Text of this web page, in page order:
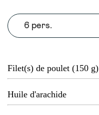
6 pers.
Filet(s) de poulet (150 g)
Huile d'arachide